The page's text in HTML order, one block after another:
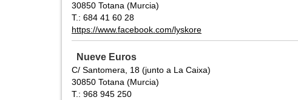
30850 Totana (Murcia)
T.: 684 41 60 28
https://www.facebook.com/lyskore
Nueve Euros
C/ Santomera, 18 (junto a La Caixa)
30850 Totana (Murcia)
T.: 968 945 250